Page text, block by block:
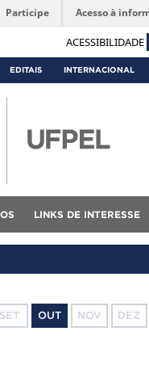
ACESSIBILIDADE
Participe Acesso à
EDITAIS INTERNACIONAL
LINKS DE INTERESSE
SET OUT NOV DEZ